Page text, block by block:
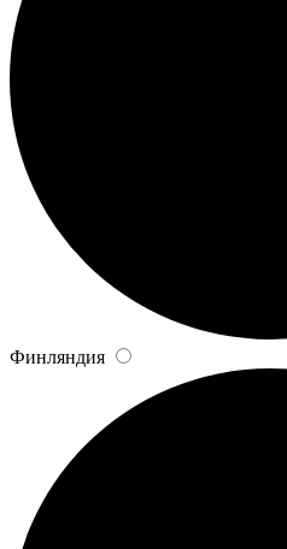
Финляндия